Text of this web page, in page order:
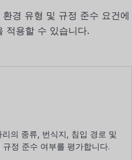
경 유형 및 규정 준수 요건에
적용할 수 있습니다.
의 종류, 번식지, 침입 경로 및
정 준수 여부를 평가합니다.